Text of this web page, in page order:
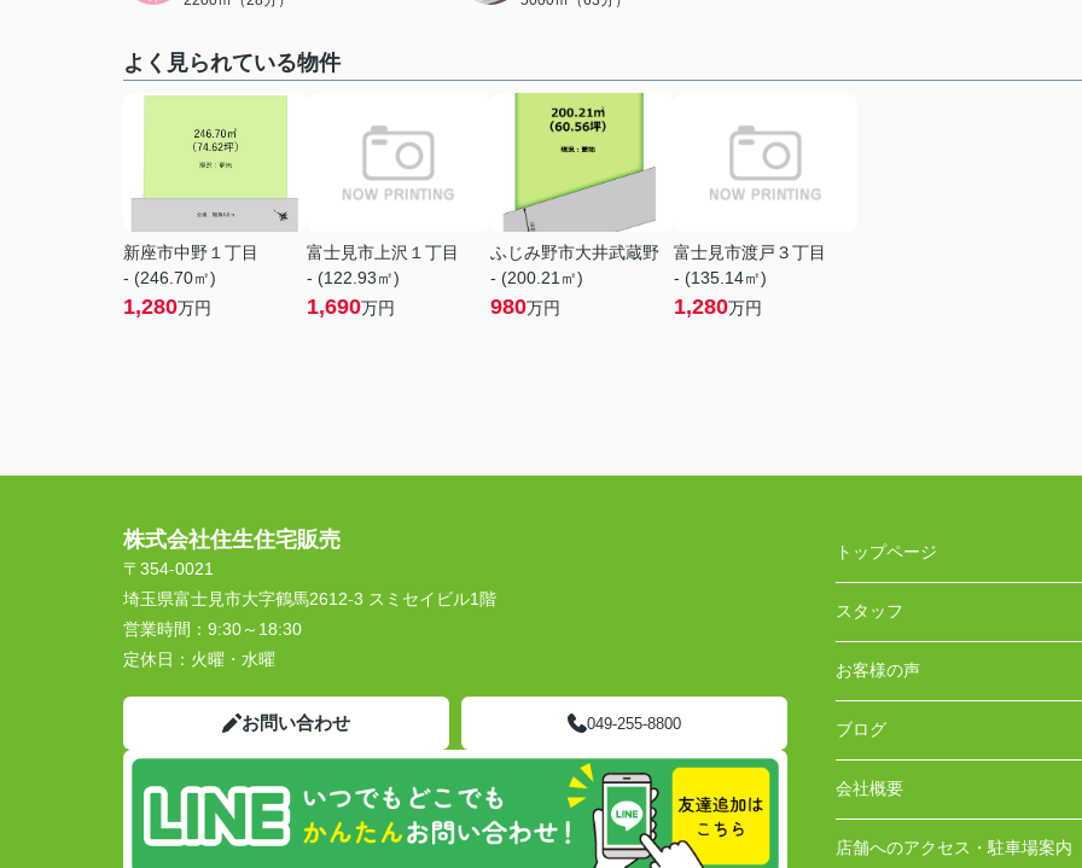
よく見られている物件
新座市中野１丁目
- (246.70㎡)
1,280万円
富士見市上沢１丁目
- (122.93㎡)
1,690万円
ふじみ野市大井武蔵野
- (200.21㎡)
980万円
富士見市渡戸３丁目
- (135.14㎡)
1,280万円
株式会社住生住宅販売
〒354-0021
埼玉県富士見市大字鶴馬2612-3 スミセイビル1階
営業時間： 9:30～18:30
定休日： 火曜・水曜
お問い合わせ 049-255-8800
トップページ
スタッフ
お客様の声
ブログ
会社概要
店舗へのアクセス・駐車場案内